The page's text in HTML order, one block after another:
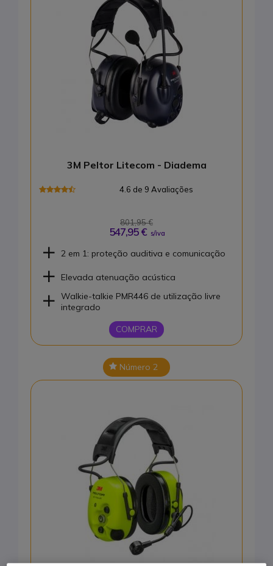
3M Peltor Litecom - Diadema
4.6 de 9 Avaliações
801,95 €
547,95 € s/iva
2 em 1: proteção auditiva e comunicação
Elevada atenuação acústica
Walkie-talkie PMR446 de utilização livre
integrado
COMPRAR
Número 2